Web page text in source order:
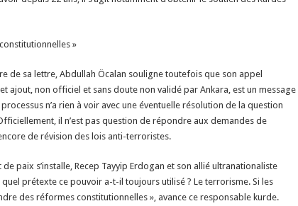
»
de sa lettre, Abdullah Öcalan souligne toutefois que son appel
ajout, non officiel et sans doute non validé par Ankara, est un message
n’a rien à voir avec une éventuelle résolution de la question
il n’est pas question de répondre aux demandes de
de révision des lois anti-terroristes.
paix s’installe, Recep Tayyip Erdogan et son allié ultranationaliste
prétexte ce pouvoir a-t-il toujours utilisé ? Le terrorisme. Si les
des réformes constitutionnelles », avance ce responsable kurde.